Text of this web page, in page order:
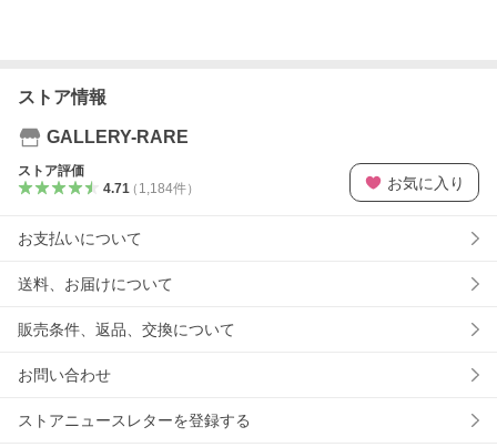
ストア情報
GALLERY-RARE
ストア評価
4.71（ 1,184件） お気に入り
お支払いについて
送料、お届けについて
販売条件、返品、交換について
お問い合わせ
ストアニュースレターを登録する